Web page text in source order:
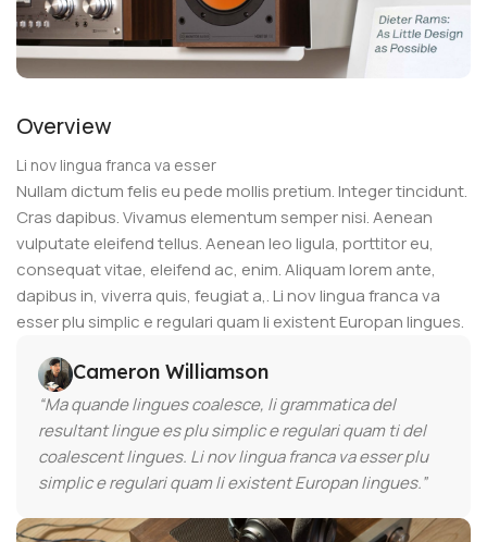
Overview
Li nov lingua franca va esser
Nullam dictum felis eu pede mollis pretium. Integer tincidunt.
Cras dapibus. Vivamus elementum semper nisi. Aenean
vulputate eleifend tellus. Aenean leo ligula, porttitor eu,
consequat vitae, eleifend ac, enim. Aliquam lorem ante,
dapibus in, viverra quis, feugiat a,. Li nov lingua franca va
esser plu simplic e regulari quam li existent Europan lingues.
Cameron Williamson
“Ma quande lingues coalesce, li grammatica del
resultant lingue es plu simplic e regulari quam ti del
coalescent lingues. Li nov lingua franca va esser plu
simplic e regulari quam li existent Europan lingues.”